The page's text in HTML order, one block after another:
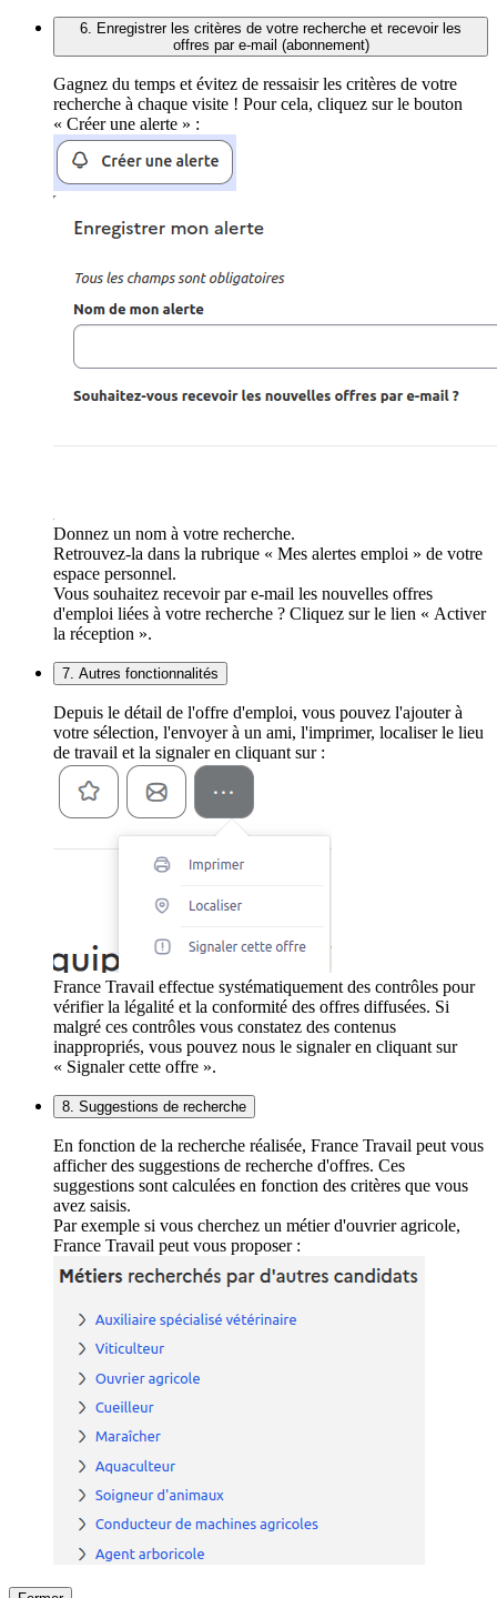
6. Enregistrer les critères de votre recherche et recevoir les
offres par e-mail (abonnement)
Gagnez du temps et évitez de ressaisir les critères de votre
recherche à chaque visite ! Pour cela, cliquez sur le bouton
« Créer une alerte » :
Donnez un nom à votre recherche.
Retrouvez-la dans la rubrique « Mes alertes emploi » de votre
espace personnel.
Vous souhaitez recevoir par e-mail les nouvelles offres
d'emploi liées à votre recherche ? Cliquez sur le lien « Activer
la réception ».
7. Autres fonctionnalités
Depuis le détail de l'offre d'emploi, vous pouvez l'ajouter à
votre sélection, l'envoyer à un ami, l'imprimer, localiser le lieu
de travail et la signaler en cliquant sur :
France Travail effectue systématiquement des contrôles pour
vérifier la légalité et la conformité des offres diffusées. Si
malgré ces contrôles vous constatez des contenus
inappropriés, vous pouvez nous le signaler en cliquant sur
« Signaler cette offre ».
8. Suggestions de recherche
En fonction de la recherche réalisée, France Travail peut vous
afficher des suggestions de recherche d'offres. Ces
suggestions sont calculées en fonction des critères que vous
avez saisis.
Par exemple si vous cherchez un métier d'ouvrier agricole,
France Travail peut vous proposer :